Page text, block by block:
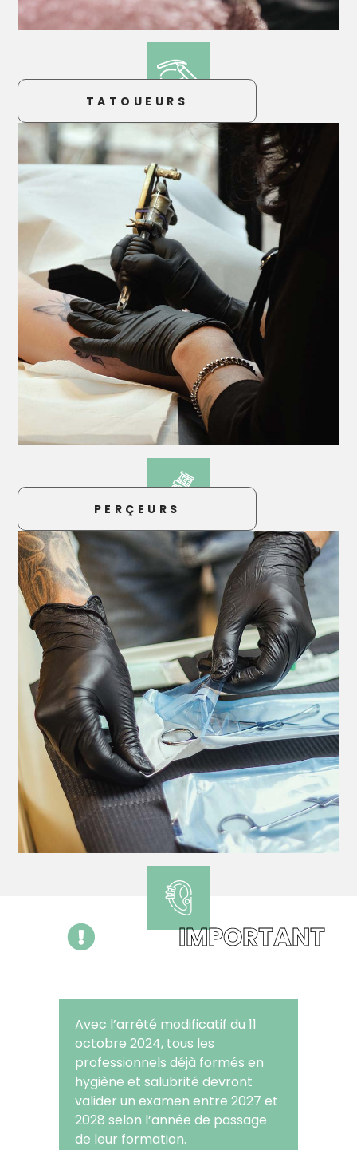
TATOUEURS
PERÇEURS
IMPORTANT
Avec l’arrêté modificatif du 11
octobre 2024, tous les
professionnels déjà formés en
hygiène et salubrité devront
valider un examen entre 2027 et
2028 selon l’année de passage
de leur formation.